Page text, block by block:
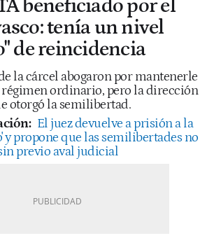
beneficiado por el
tenía un nivel
de reincidencia
la cárcel abogaron por mantenerle
ordinario, pero la dirección
otorgó la semilibertad.
El juez devuelve a prisión a la
y propone que las semilibertades no
previo aval judicial